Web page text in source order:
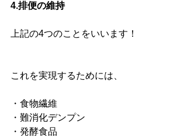
4.排便の維持
上記の4つのことをいいます！
これを実現するためには、
・食物繊維
・難消化デンプン
・発酵食品